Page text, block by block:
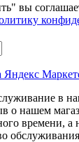
вы
Яндекс
в
о нашем
времени, а